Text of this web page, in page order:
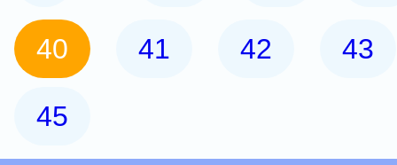
40 41 42 43
45